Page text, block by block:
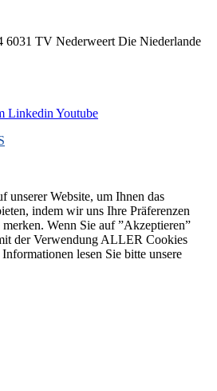
6031 TV Nederweert Die Niederlande
Linkedin Youtube
unserer Website, um Ihnen das
indem wir uns Ihre Präferenzen
Wenn Sie auf ”Akzeptieren”
der Verwendung ALLER Cookies
lesen Sie bitte unsere